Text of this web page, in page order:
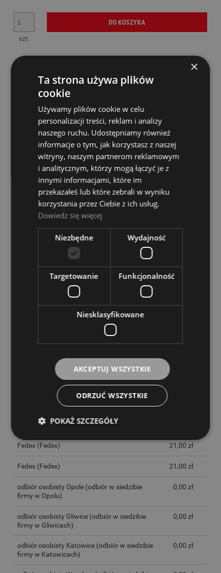
szt.
DO KOSZYKA
Producent: MAYONES
Kod produktu:
51865
Dostępność: 2
zapytaj o produkt
poleć znajomemu
dodaj do przechowalni
Wysyłka w: 24 godziny
Dostawa: od 14,00 zł- InPost Paczkomaty 24/7
Cena nie zawiera ewentualnych kosztów płatności
1-warstwowa płytka do czterostrunowych basów typu
Precision Bass
KOSZTY DOSTAWY
CENA NIE ZAWIERA EWENTUALNYCH KOSZTÓW PŁATNOŚCI
InPost Paczkomaty 24/7
Poczta Polska(Przesyłki poczty Polskiej)
Fedex (Fedex) 21,00 zł
Fedex (Fedex) 21,00 zł
odbiór osobisty Opole (odbiór w siedzibie
firmy w Opolu)
0,00 zł
odbiór osobisty Gliwice (odbiór w siedzibie
firmy w Gliwicach)
0,00 zł
odbiór osobisty Katowice (odbiór w siedzibie
firmy w Katowicach)
0,00 zł
×
Ta strona używa plików
cookie
Używamy plików cookie w celu
personalizacji treści, reklam i analizy
naszego ruchu. Udostępniamy również
informacje o tym, jak korzystasz z naszej
witryny, naszym partnerom reklamowym
i analitycznym, którzy mogą łączyć je z
innymi informacjami, które im
przekazałeś lub które zebrali w wyniku
korzystania przez Ciebie z ich usług.
Dowiedz się więcej
Niezbędne Wydajność
Targetowanie Funkcjonalność
Niesklasyfikowane
AKCEPTUJ WSZYSTKIE
ODRZUĆ WSZYSTKIE
POKAŻ SZCZEGÓŁY